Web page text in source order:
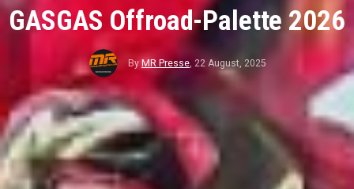
GASGAS Offroad-Palette 2026
By MR Presse, 22 August, 2025